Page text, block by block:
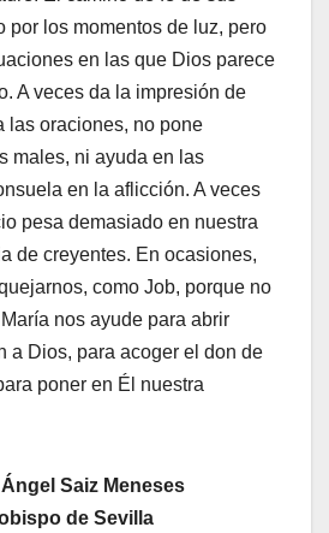
por los momentos de luz, pero
en las que Dios parece
A veces da la impresión de
las oraciones, no pone
males, ni ayuda en las
en la aflicción. A veces
pesa demasiado en nuestra
de creyentes. En ocasiones,
como Job, porque no
nos ayude para abrir
a Dios, para acoger el don de
poner en Él nuestra
Saiz Meneses
de Sevilla